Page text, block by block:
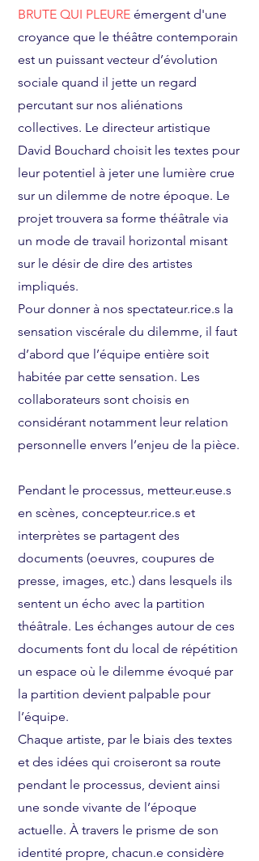
BRUTE QUI PLEURE émergent d'une
croyance que le théâtre contemporain
est un puissant vecteur d’évolution
sociale quand il jette un regard
percutant sur nos aliénations
collectives. Le directeur artistique
David Bouchard choisit les textes pour
leur potentiel à jeter une lumière crue
sur un dilemme de notre époque. Le
projet trouvera sa forme théâtrale via
un mode de travail horizontal misant
sur le désir de dire des artistes
impliqués.
Pour donner à nos spectateur.rice.s la
sensation viscérale du dilemme, il faut
d’abord que l’équipe entière soit
habitée par cette sensation. Les
collaborateurs sont choisis en
considérant notamment leur relation
personnelle envers l’enjeu de la pièce.
Pendant le processus, metteur.euse.s
en scènes, concepteur.rice.s et
interprètes se partagent des
documents (oeuvres, coupures de
presse, images, etc.) dans lesquels ils
sentent un écho avec la partition
théâtrale. Les échanges autour de ces
documents font du local de répétition
un espace où le dilemme évoqué par
la partition devient palpable pour
l’équipe.
Chaque artiste, par le biais des textes
et des idées qui croiseront sa route
pendant le processus, devient ainsi
une sonde vivante de l’époque
actuelle. À travers le prisme de son
identité propre, chacun.e considère